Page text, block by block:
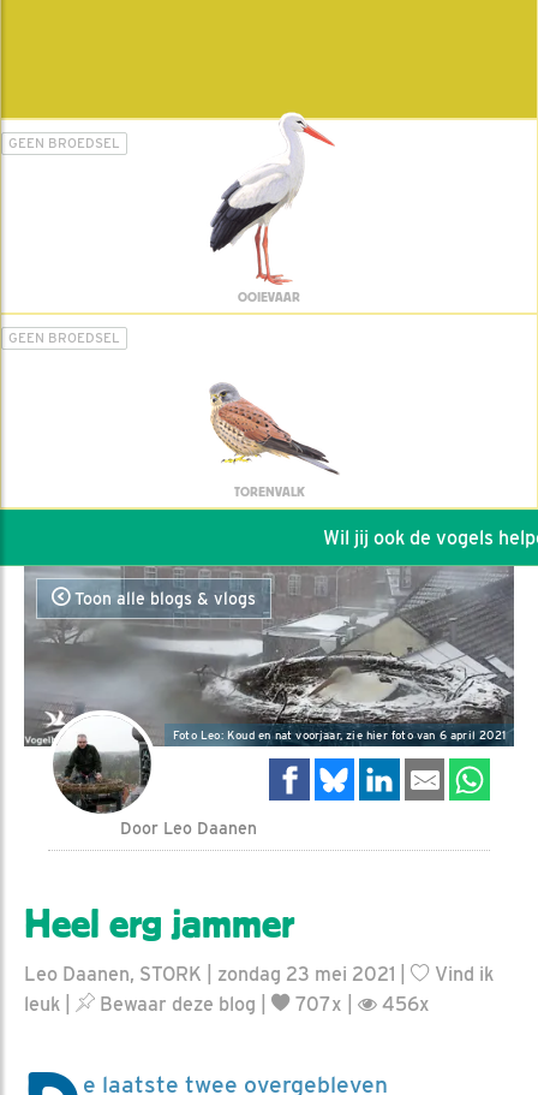
GEEN BROEDSEL
OOIEVAAR
GEEN BROEDSEL
TORENVALK
Wil jij ook de vogels
Toon alle blogs & vlogs
Foto Leo: Koud en nat voorjaar, zie hier foto van 6 april 2021
Door Leo Daanen
Heel erg jammer
Leo Daanen, STORK | zondag 23 mei 2021 |
Vind ik
leuk
Bewaar deze blog 707x | 456x
e laatste twee overgebleven